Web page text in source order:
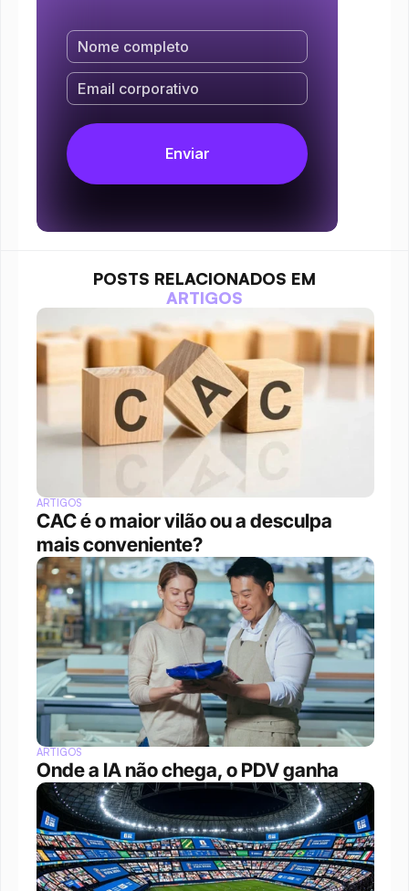
POSTS RELACIONADOS EM
ARTIGOS
ARTIGOS
CAC é o maior vilão ou a desculpa
mais conveniente?
ARTIGOS
Onde a IA não chega, o PDV ganha